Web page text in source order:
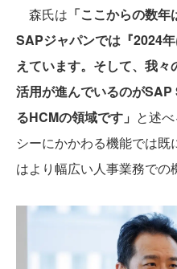
森氏は 「ここからの数年
SAPジャパンでは『2024
えています。そして、我
活用が進んでいるのが
るHCMの領域です」 と述
シーにかかわる機能では
はより幅広い人事業務での